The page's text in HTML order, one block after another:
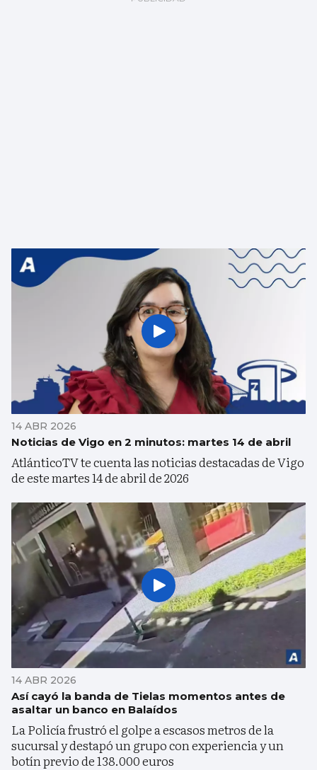
14 ABR 2026
Noticias de Vigo en 2 minutos: martes 14 de abril
AtlánticoTV te cuenta las noticias destacadas de Vigo
de este martes 14 de abril de 2026
14 ABR 2026
Así cayó la banda de Tielas momentos antes de
asaltar un banco en Balaídos
La Policía frustró el golpe a escasos metros de la
sucursal y destapó un grupo con experiencia y un
botín previo de 138.000 euros